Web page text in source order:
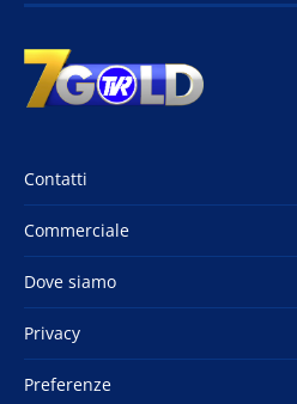
Contatti
Commerciale
Dove siamo
Privacy
Preferenze